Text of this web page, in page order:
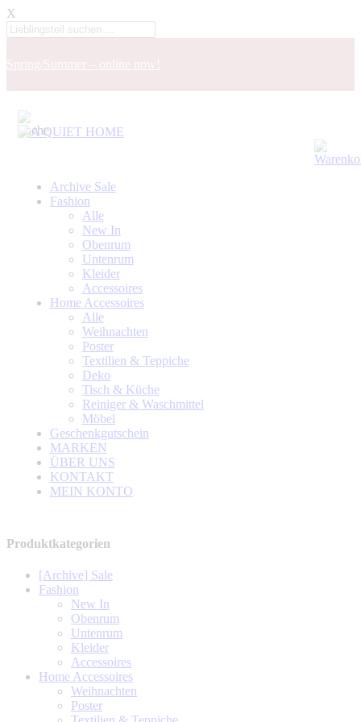
X
Archive Sale
Fashion
Alle
New In
Obenrum
Untenrum
Kleider
Accessoires
Home Accessoires
Alle
Weihnachten
Poster
Textilien & Teppiche
Deko
Tisch & Küche
Reiniger & Waschmittel
Möbel
Geschenkgutschein
MARKEN
ÜBER UNS
KONTAKT
MEIN KONTO
Produktkategorien
[Archive] Sale
Fashion
New In
Obenrum
Untenrum
Kleider
Accessoires
Home Accessoires
Weihnachten
Poster